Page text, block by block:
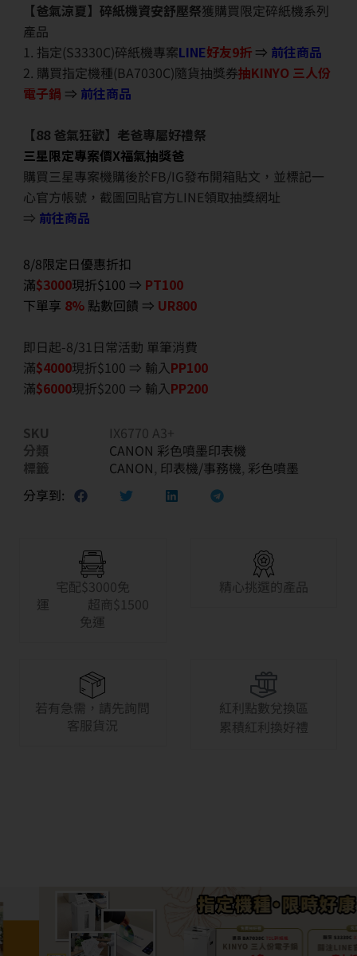
【爸氣涼夏】碎紙機資安舒壓祭獲購買限定碎紙機系列
產品
1. 指定(S3330C)碎紙機專案LINE好友9折 ⇒ 前往商品
2. 購買指定機種(BA7030C)隨貨抽獎券抽KINYO 三人份
電子鍋 ⇒ 前往商品
【88 爸氣狂歡】老爸專屬好禮祭
三星限定專案價X福氣抽獎爸
購買三星專案機購後於FB/IG發布開箱貼文，並標記一
心官方帳號，截圖回貼官方LINE領取抽獎網址
⇒ 前往商品
8/8限定日優惠折扣
滿$3000現折$100 ⇒ PT100
下單享 8% 點數回饋 ⇒ UR800
即日起-8/31日常活動 單筆消費
滿$4000現折$100 ⇒ 輸入PP100
滿$6000現折$200 ⇒ 輸入PP200
SKU
IX6770 A3+
分類
CANON 彩色噴墨印表機
標籤
CANON, 印表機/事務機, 彩色噴墨
分享到:
宅配$3000免
運 超商$1500
免運
精心挑選的產品
若有急需，請先詢問
客服貨況
紅利點數兌換區
累積紅利換好禮